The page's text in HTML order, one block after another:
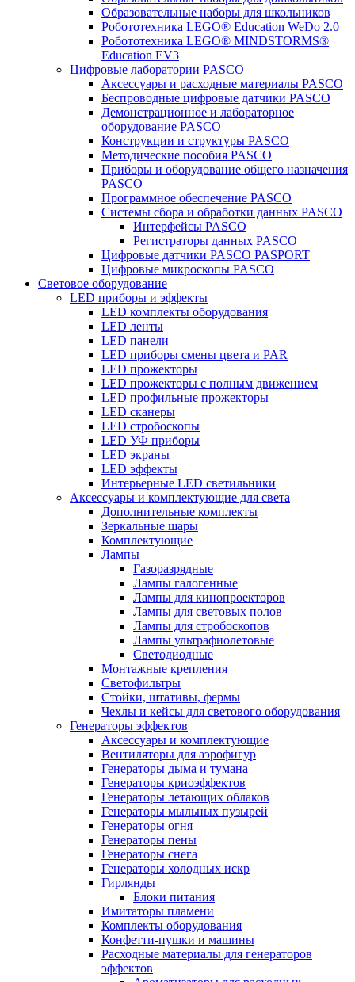
Образовательные наборы для школьников
Робототехника LEGO® Education WeDo 2.0
Робототехника LEGO® MINDSTORMS®
Education EV3
Цифровые лаборатории PASCO
Аксессуары и расходные материалы PASCO
Беспроводные цифровые датчики PASCO
Демонстрационное и лабораторное
оборудование PASCO
Конструкции и структуры PASCO
Методические пособия PASCO
Приборы и оборудование общего назначения
PASCO
Программное обеспечение PASCO
Системы сбора и обработки данных PASCO
Интерфейсы PASCO
Регистраторы данных PASCO
Цифровые датчики PASCO PASPORT
Цифровые микроскопы PASCO
Световое оборудование
LED приборы и эффекты
LED комплекты оборудования
LED ленты
LED панели
LED приборы смены цвета и PAR
LED прожекторы
LED прожекторы с полным движением
LED профильные прожекторы
LED сканеры
LED стробоскопы
LED УФ приборы
LED экраны
LED эффекты
Интерьерные LED светильники
Аксессуары и комплектующие для света
Дополнительные комплекты
Зеркальные шары
Комплектующие
Лампы
Газоразрядные
Лампы галогенные
Лампы для кинопроекторов
Лампы для световых полов
Лампы для стробоскопов
Лампы ультрафиолетовые
Светодиодные
Монтажные крепления
Светофильтры
Стойки, штативы, фермы
Чехлы и кейсы для светового оборудования
Генераторы эффектов
Аксессуары и комплектующие
Вентиляторы для аэрофигур
Генераторы дыма и тумана
Генераторы криоэффектов
Генераторы летающих облаков
Генераторы мыльных пузырей
Генераторы огня
Генераторы пены
Генераторы снега
Генераторы холодных искр
Гирлянды
Блоки питания
Имитаторы пламени
Комплекты оборудования
Конфетти-пушки и машины
Расходные материалы для генераторов
эффектов